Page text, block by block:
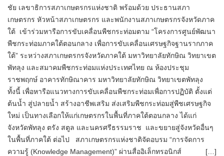
ชัย เลขาธิการสภาเกษตรกรแห่งชาติ พร้อมด้วย ประธานสภา
เกษตรกร หัวหน้าสภาเกษตรกร และพนักงานสภาเกษตรกรจังหวัดภาค
ใต้ เข้าร่วมหารือการขับเคลื่อนพืชกระท่อมตาม “โครงการศูนย์พัฒนา
พืชกระท่อมภาคใต้ตอนกลาง เพื่อการขับเคลื่อนเศรษฐกิจฐานรากภาค
ใต้” ระหว่างสภาเกษตรกรจังหวัดภาคใต้ มหาวิทยาลัยทักษิณ วิทยาเขต
พัทลุง และสมาคมพืชกระท่อมแห่งประเทศไทย ณ ห้องประชุม
ราชพฤกษ์ อาคารทักษิณาคาร มหาวิทยาลัยทักษิณ วิทยาเขตพัทลุง
ทั้งนี้ เพื่อหารือแนวทางการขับเคลื่อนพืชกระท่อมเพื่อการปฏิบัติ ตั้งแต่
ต้นน้ำ สู่ปลายน้ำ สร้างอาชีพเสริม ส่งเสริมพืชกระท่อมสู่พืชเศรษฐกิจ
ใหม่ เป็นทางเลือกให้แก่เกษตรกรในพื้นที่ภาคใต้ตอนกลาง ได้แก่
จังหวัดพัทลุง ตรัง สตูล และนครศรีธรรมราช และขยายสู่จังหวัดอื่นๆ
ในพื้นที่ภาคใต้ ต่อไป สภาเกษตรกรแห่งชาติจัดอบรม “การจัดการ
ความรู้ (Knowledge Management)” ผ่านสื่ออิเล็กทรอนิกส์ […]